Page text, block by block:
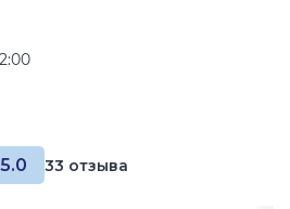
5.0 33 отзыва